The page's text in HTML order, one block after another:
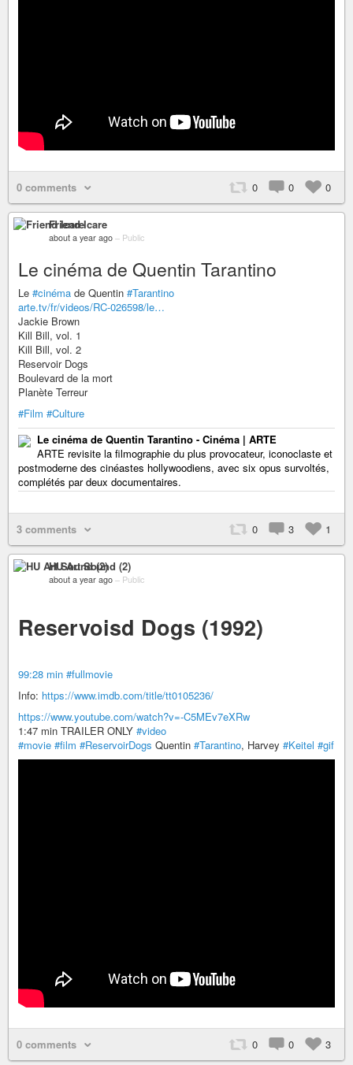
0 comments 0 0 0
Friend Icare
about a year ago – Public
Le cinéma de Quentin Tarantino
Le #cinéma de Quentin #Tarantino
arte.tv/fr/videos/RC-026598/le…
Jackie Brown
Kill Bill, vol. 1
Kill Bill, vol. 2
Reservoir Dogs
Boulevard de la mort
Planète Terreur
#Film #Culture
Le cinéma de Quentin Tarantino - Cinéma | ARTE
ARTE revisite la filmographie du plus provocateur, iconoclaste et
postmoderne des cinéastes hollywoodiens, avec six opus survoltés,
complétés par deux documentaires.
3 comments 0 3 1
HU Art Sound (2)
about a year ago – Public
Reservoisd Dogs (1992)
99:28 min #fullmovie
Info: https://www.imdb.com/title/tt0105236/
https://www.youtube.com/watch?v=-C5MEv7eXRw
1:47 min TRAILER ONLY #video
#movie #film #ReservoirDogs Quentin #Tarantino, Harvey #Keitel #gif
0 comments 0 0 3